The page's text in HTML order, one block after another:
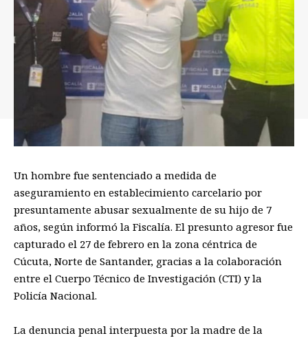
Un hombre fue sentenciado a medida de
aseguramiento en establecimiento carcelario por
presuntamente abusar sexualmente de su hijo de 7
años, según informó la Fiscalía. El presunto agresor fue
capturado el 27 de febrero en la zona céntrica de
Cúcuta, Norte de Santander, gracias a la colaboración
entre el Cuerpo Técnico de Investigación (CTI) y la
Policía Nacional.
La denuncia penal interpuesta por la madre de la